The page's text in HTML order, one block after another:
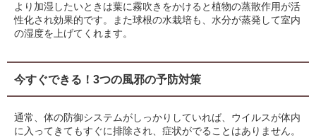
より加湿したいときは葉に霧吹きをかけると植物の蒸散作用が活
性化され効果的です。また球根の水栽培も、水分が蒸発して室内
の湿度を上げてくれます。
今すぐできる！3つの風邪の予防対策
通常、体の防御システムがしっかりしていれば、ウイルスが体内
に入ってきてもすぐに排除され、症状がでることはありません。